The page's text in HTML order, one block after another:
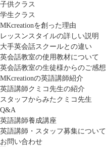
子供クラス
学生クラス
MKcreationを創った理由
レッスンスタイルの詳しい説明
大手英会話スクールとの違い
英会話教室の使用教材について
英会話教室の生徒様からのご感想
MKcreationの英語講師紹介
英語講師クミコ先生の紹介
スタッフからみたクミコ先生
Q&A
英語講師養成講座
英語講師・スタッフ募集について
お問い合わせ